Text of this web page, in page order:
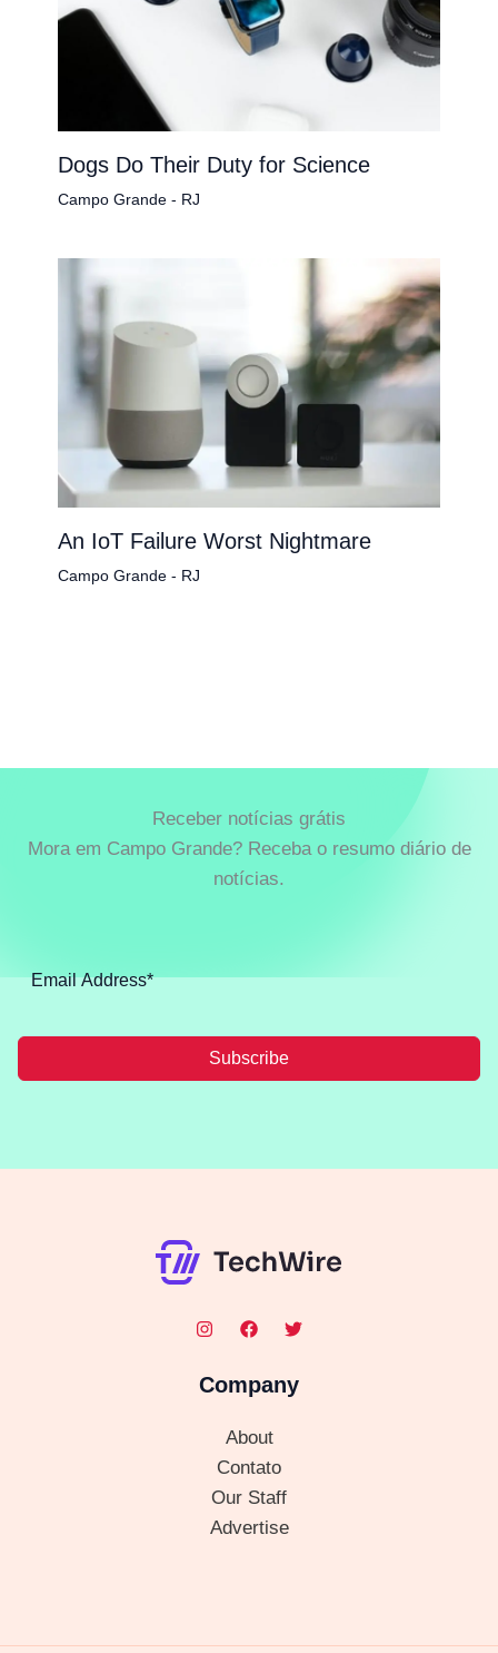
Dogs Do Their Duty for Science
Campo Grande - RJ
An IoT Failure Worst Nightmare
Campo Grande - RJ
Receber notícias grátis
Mora em Campo Grande? Receba o resumo diário de
notícias.
Subscribe
Company
About
Contato
Our Staff
Advertise